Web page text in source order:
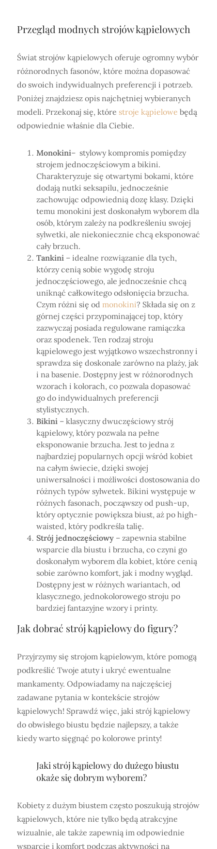
Przegląd modnych strojów kąpielowych
Świat strojów kąpielowych oferuje ogromny wybór
różnorodnych fasonów, które można dopasować
do swoich indywidualnych preferencji i potrzeb.
Poniżej znajdziesz opis najchętniej wybieranych
modeli. Przekonaj się, które stroje kąpielowe będą
odpowiednie właśnie dla Ciebie.
Monokini– stylowy kompromis pomiędzy
strojem jednoczęściowym a bikini.
Charakteryzuje się otwartymi bokami, które
dodają nutki seksapilu, jednocześnie
zachowując odpowiednią dozę klasy. Dzięki
temu monokini jest doskonałym wyborem dla
osób, którym zależy na podkreśleniu swojej
sylwetki, ale niekoniecznie chcą eksponować
cały brzuch.
Tankini – idealne rozwiązanie dla tych,
którzy cenią sobie wygodę stroju
jednoczęściowego, ale jednocześnie chcą
uniknąć całkowitego odsłonięcia brzucha.
Czym różni się od monokini? Składa się on z
górnej części przypominającej top, który
zazwyczaj posiada regulowane ramiączka
oraz spodenek. Ten rodzaj stroju
kąpielowego jest wyjątkowo wszechstronny i
sprawdza się doskonale zarówno na plaży, jak
i na basenie. Dostępny jest w różnorodnych
wzorach i kolorach, co pozwala dopasować
go do indywidualnych preferencji
stylistycznych.
Bikini – klasyczny dwuczęściowy strój
kąpielowy, który pozwala na pełne
eksponowanie brzucha. Jest to jedna z
najbardziej popularnych opcji wśród kobiet
na całym świecie, dzięki swojej
uniwersalności i możliwości dostosowania do
różnych typów sylwetek. Bikini występuje w
różnych fasonach, począwszy od push-up,
który optycznie powiększa biust, aż po high-
waisted, który podkreśla talię.
Strój jednoczęściowy – zapewnia stabilne
wsparcie dla biustu i brzucha, co czyni go
doskonałym wyborem dla kobiet, które cenią
sobie zarówno komfort, jak i modny wygląd.
Dostępny jest w różnych wariantach, od
klasycznego, jednokolorowego stroju po
bardziej fantazyjne wzory i printy.
Jak dobrać strój kąpielowy do figury?
Przyjrzymy się strojom kąpielowym, które pomogą
podkreślić Twoje atuty i ukryć ewentualne
mankamenty. Odpowiadamy na najczęściej
zadawane pytania w kontekście strojów
kąpielowych! Sprawdź więc, jaki strój kąpielowy
do obwisłego biustu będzie najlepszy, a także
kiedy warto sięgnąć po kolorowe printy!
Jaki strój kąpielowy do dużego biustu
okaże się dobrym wyborem?
Kobiety z dużym biustem często poszukują strojów
kąpielowych, które nie tylko będą atrakcyjne
wizualnie, ale także zapewnią im odpowiednie
wsparcie i komfort podczas aktywności na